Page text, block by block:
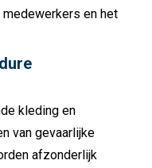
medewerkers en het
kleding en
van gevaarlijke
afzonderlijk